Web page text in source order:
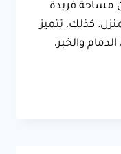
مساحة فريدة
كذلك، تتميز
والخبر،